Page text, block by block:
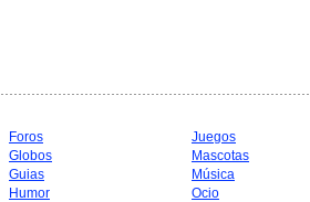
Foros
Globos
Guias
Humor
Juegos
Mascotas
Música
Ocio